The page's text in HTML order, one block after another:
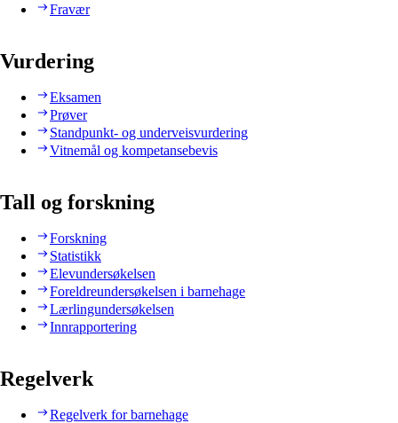
Fravær
Vurdering
Eksamen
Prøver
Standpunkt- og underveisvurdering
Vitnemål og kompetansebevis
Tall og forskning
Forskning
Statistikk
Elevundersøkelsen
Foreldreundersøkelsen i barnehage
Lærlingundersøkelsen
Innrapportering
Regelverk
Regelverk for barnehage